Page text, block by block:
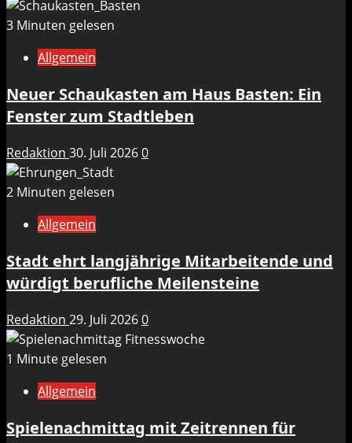
3 Minuten gelesen
Allgemein
Neuer Schaukasten am Haus Basten: Ein
Fenster zum Stadtleben
Redaktion 30. Juli 20260
2 Minuten gelesen
Allgemein
Stadt ehrt langjährige Mitarbeitende und
würdigt berufliche Meilensteine
Redaktion 29. Juli 20260
1 Minute gelesen
Allgemein
Spielenachmittag mit Zeitrennen für